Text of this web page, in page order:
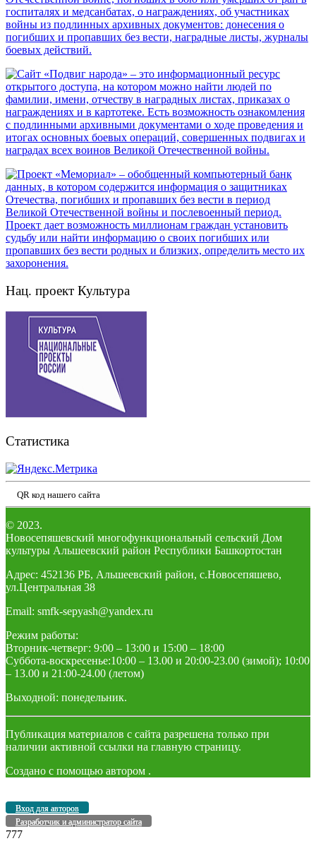
Нац. проект Культура
Статистика
QR код нашего сайта
© 2023.
Новосепяшевский многофункциональный сельский Дом
культуры Альшеевский район Республики Башкортостан
Адрес: 452136 РБ, Альшеевский район, с.Новосепяшево,
ул.Центральная 38
Email: smfk-sepyash@yandex.ru
Режим работы:
Вторник-четверг: 9:00 – 13:00 и 15:00 – 18:00
Суббота-воскресенье:10:00 – 13.00 и 20:00-23.00 (зимой); 10:00
– 13.00 и 21:00-24.00 (летом)
Выходной: понедельник.
Публикация материалов с сайта разрешена только при
наличии активной ссылки на главную страницу.
Создано с помощью автором .
Вход для авторов
Разработчик и администратор сайта
777